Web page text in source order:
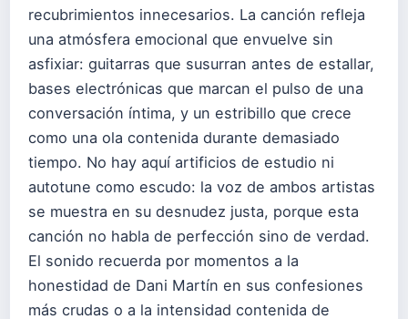
recubrimientos innecesarios. La canción refleja
una atmósfera emocional que envuelve sin
asfixiar: guitarras que susurran antes de estallar,
bases electrónicas que marcan el pulso de una
conversación íntima, y un estribillo que crece
como una ola contenida durante demasiado
tiempo. No hay aquí artificios de estudio ni
autotune como escudo: la voz de ambos artistas
se muestra en su desnudez justa, porque esta
canción no habla de perfección sino de verdad.
El sonido recuerda por momentos a la
honestidad de Dani Martín en sus confesiones
más crudas o a la intensidad contenida de